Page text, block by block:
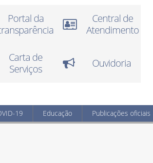
Portal da
Central de
Atendimento
Carta de
Serviços
Ouvidoria
19 Educação Publicações oficiais